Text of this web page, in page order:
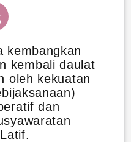
kembangkan
kembali daulat
oleh kekuatan
dan